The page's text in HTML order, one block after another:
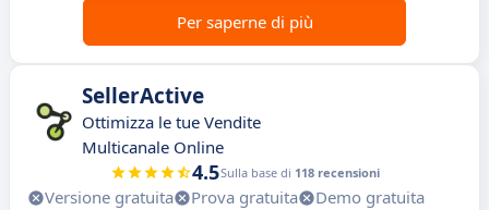
Per saperne di più
SellerActive
Ottimizza le tue Vendite
Multicanale Online
4.5Sulla base di 118 recensioni
Versione gratuita Prova gratuita
Demo gratuita